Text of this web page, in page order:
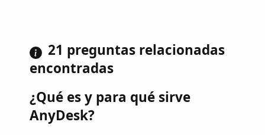
21 preguntas relacionadas
encontradas
¿Qué es y para qué sirve
AnyDesk?